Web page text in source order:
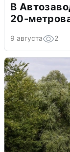
В
20-
9 августа 2